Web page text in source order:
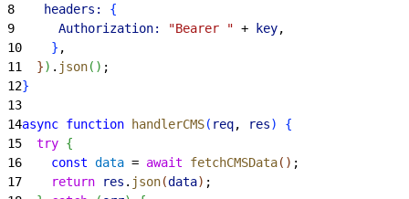
8
    headers:
{
9
      Authorization:
"Bearer " + key,
10
} ,
11
}) . json( ) ;
12}
13
14async function handlerCMS( req, res)
{
15
  try
{
16
    const
data = await fetchCMSData( ) ;
17
    return
res . json(data) ;